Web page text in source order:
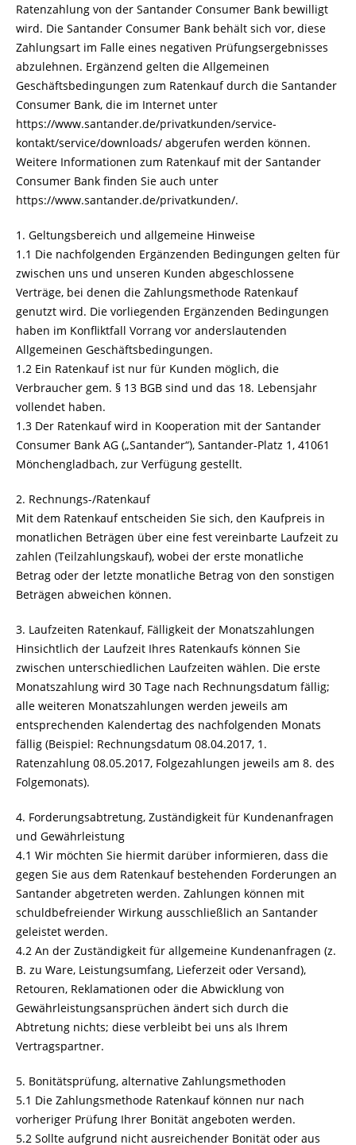
Ratenzahlung von der Santander Consumer Bank bewilligt
wird. Die Santander Consumer Bank behält sich vor, diese
Zahlungsart im Falle eines negativen Prüfungsergebnisses
abzulehnen. Ergänzend gelten die Allgemeinen
Geschäftsbedingungen zum Ratenkauf durch die Santander
Consumer Bank, die im Internet unter
https://www.santander.de/privatkunden/service-
kontakt/service/downloads/ abgerufen werden können.
Weitere Informationen zum Ratenkauf mit der Santander
Consumer Bank finden Sie auch unter
https://www.santander.de/privatkunden/.
1. Geltungsbereich und allgemeine Hinweise
1.1 Die nachfolgenden Ergänzenden Bedingungen gelten für
zwischen uns und unseren Kunden abgeschlossene
Verträge, bei denen die Zahlungsmethode Ratenkauf
genutzt wird. Die vorliegenden Ergänzenden Bedingungen
haben im Konfliktfall Vorrang vor anderslautenden
Allgemeinen Geschäftsbedingungen.
1.2 Ein Ratenkauf ist nur für Kunden möglich, die
Verbraucher gem. § 13 BGB sind und das 18. Lebensjahr
vollendet haben.
1.3 Der Ratenkauf wird in Kooperation mit der Santander
Consumer Bank AG („Santander“), Santander-Platz 1, 41061
Mönchengladbach, zur Verfügung gestellt.
2. Rechnungs-/Ratenkauf
Mit dem Ratenkauf entscheiden Sie sich, den Kaufpreis in
monatlichen Beträgen über eine fest vereinbarte Laufzeit zu
zahlen (Teilzahlungskauf), wobei der erste monatliche
Betrag oder der letzte monatliche Betrag von den sonstigen
Beträgen abweichen können.
3. Laufzeiten Ratenkauf, Fälligkeit der Monatszahlungen
Hinsichtlich der Laufzeit Ihres Ratenkaufs können Sie
zwischen unterschiedlichen Laufzeiten wählen. Die erste
Monatszahlung wird 30 Tage nach Rechnungsdatum fällig;
alle weiteren Monatszahlungen werden jeweils am
entsprechenden Kalendertag des nachfolgenden Monats
fällig (Beispiel: Rechnungsdatum 08.04.2017, 1.
Ratenzahlung 08.05.2017, Folgezahlungen jeweils am 8. des
Folgemonats).
4. Forderungsabtretung, Zuständigkeit für Kundenanfragen
und Gewährleistung
4.1 Wir möchten Sie hiermit darüber informieren, dass die
gegen Sie aus dem Ratenkauf bestehenden Forderungen an
Santander abgetreten werden. Zahlungen können mit
schuldbefreiender Wirkung ausschließlich an Santander
geleistet werden.
4.2 An der Zuständigkeit für allgemeine Kundenanfragen (z.
B. zu Ware, Leistungsumfang, Lieferzeit oder Versand),
Retouren, Reklamationen oder die Abwicklung von
Gewährleistungsansprüchen ändert sich durch die
Abtretung nichts; diese verbleibt bei uns als Ihrem
Vertragspartner.
5. Bonitätsprüfung, alternative Zahlungsmethoden
5.1 Die Zahlungsmethode Ratenkauf können nur nach
vorheriger Prüfung Ihrer Bonität angeboten werden.
5.2 Sollte aufgrund nicht ausreichender Bonität oder aus